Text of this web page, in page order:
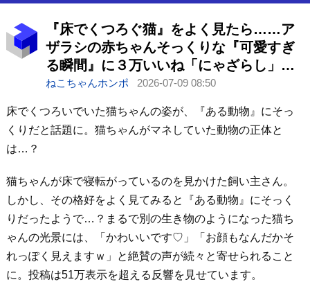
『床でくつろぐ猫』をよく見たら……ア
ザラシの赤ちゃんそっくりな『可愛すぎ
る瞬間』に３万いいね「にゃざらし」
「真似してるのかなｗ」
ねこちゃんホンポ 2026-07-09 08:50
床でくつろいでいた猫ちゃんの姿が、『ある動物』にそっ
くりだと話題に。猫ちゃんがマネしていた動物の正体と
は…？
猫ちゃんが床で寝転がっているのを見かけた飼い主さん。
しかし、その格好をよく見てみると『ある動物』にそっく
りだったようで…？まるで別の生き物のようになった猫ち
ゃんの光景には、「かわいいです♡」「お顔もなんだかそ
れっぽく見えますｗ」と絶賛の声が続々と寄せられること
に。投稿は51万表示を超える反響を見せています。